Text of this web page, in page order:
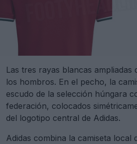
Las tres rayas blancas ampliadas
los hombros. En el pecho, la
escudo de la selección húngara
federación, colocados
del logotipo central de Adidas.
Adidas combina la camiseta local